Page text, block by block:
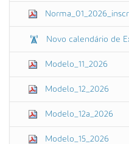
Novo calendário de
Modelo_11_2026
Modelo_12_2026
Modelo_12a_2026
Modelo_15_2026